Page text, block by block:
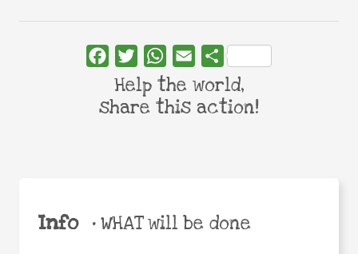
Info •WHAT will be done
FacebookTwitterWhatsApp
Email Share
Help the world,
share this action!